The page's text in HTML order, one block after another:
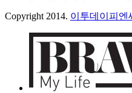
Copyright 2014. 이투데이피엔